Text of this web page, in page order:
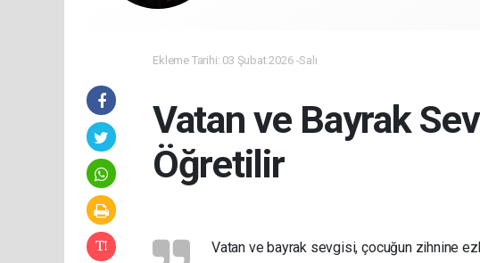
Ekleme Tarihi: 03 Şubat 2026 -Salı
Vatan ve Bayrak
Öğretilir
Vatan ve bayrak sevgisi, çocuğun zihnine